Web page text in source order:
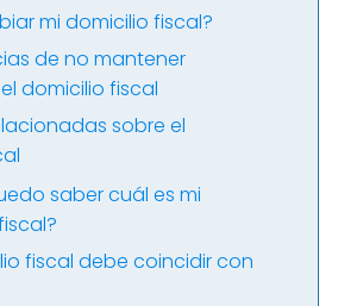
mi domicilio fiscal?
de no mantener
domicilio fiscal
sobre el
saber cuál es mi
fiscal debe coincidir con